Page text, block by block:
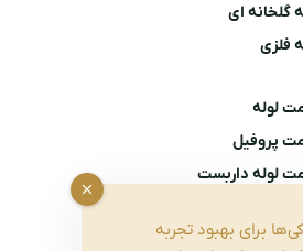
گلخانه ای
فلزی
لوله
پروفیل
لوله داربست
لوله فلزی
برای بهبود تجربه